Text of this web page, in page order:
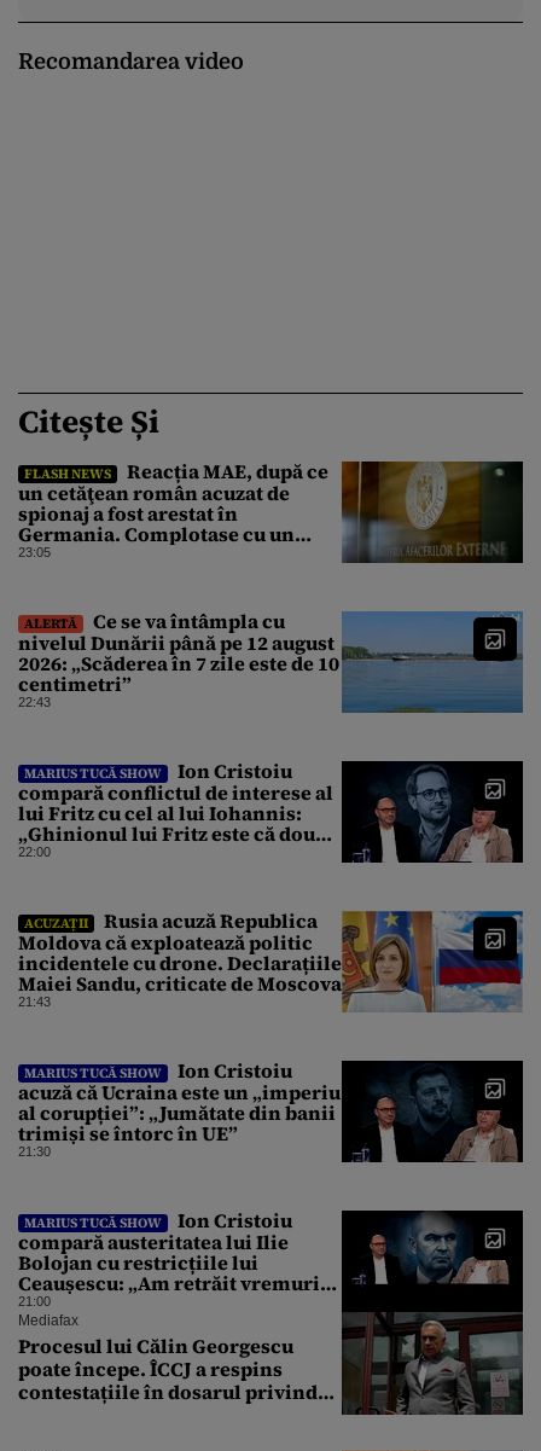
Recomandarea video
Citește Și
FLASH NEWS
Reacția MAE, după ce
un cetăţean român acuzat de
spionaj a fost arestat în
Germania. Complotase cu un
ucrainean ca să asasineze un
23:05
ALERTĂ
Ce se va întâmpla cu
nivelul Dunării până pe 12 august
2026: „Scăderea în 7 zile este de 10
centimetri”
22:43
MARIUS TUCĂ SHOW
Ion Cristoiu
compară conflictul de interese al
lui Fritz cu cel al lui Iohannis:
„Ghinionul lui Fritz este că două
instanțe l-au declarat
22:00
ACUZAȚII
Rusia acuză Republica
Moldova că exploatează politic
incidentele cu drone. Declarațiile
Maiei Sandu, criticate de Moscova
21:43
MARIUS TUCĂ SHOW
Ion Cristoiu
acuză că Ucraina este un „imperiu
al corupției”: „Jumătate din banii
trimiși se întorc în UE”
21:30
MARIUS TUCĂ SHOW
Ion Cristoiu
compară austeritatea lui Ilie
Bolojan cu restricțiile lui
Ceaușescu: „Am retrăit vremurile
tinereții”
21:00
Mediafax
Procesul lui Călin Georgescu
poate începe. ÎCCJ a respins
contestațiile în dosarul privind